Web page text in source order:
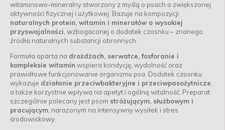
witaminowo-mineralny stworzony z myślą o psach o zwiększonej
aktywności fizycznej i użytkowej. Bazuje na kompozycji
naturalnych protein, witamin i minerałów o wysokiej
przyswajalności , wzbogaconej o dodatek czosnku – znanego
źródła naturalnych substancji obronnych.
Formuła oparta na drożdżach, serwatce, fosforanie i
kompleksie witamin wspiera kondycję, wydolność oraz
prawidłowe funkcjonowanie organizmu psa. Dodatek czosnku
wykazuje działanie przeciwbakteryjne i przeciwpasożytnicze
a także korzystnie wpływa na apetyt i ogólną witalność. Preparat
szczególnie polecany jest psom stróżującym, służbowym i
pracującym , narażonym na intensywny wysiłek i stres
środowiskowy.